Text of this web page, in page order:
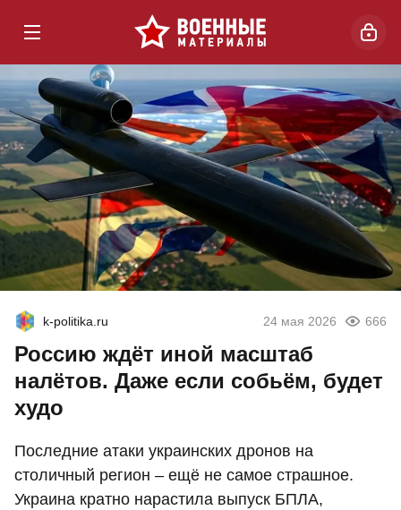
k-politika.ru 24 мая 2026 666
Россию ждёт иной масштаб
налётов. Даже если собьём, будет
худо
Последние атаки украинских дронов на
столичный регион – ещё не самое страшное.
Украина кратно нарастила выпуск БПЛА,